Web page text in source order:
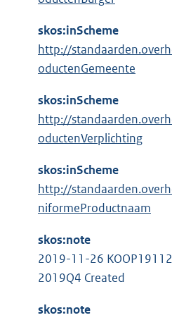
skos:inScheme
http://
oductenGemeente
skos:inScheme
http://
oductenVerplichting
skos:inScheme
http://
niformeProductnaam
skos:note
2019-11-26
2019Q4 Created
skos:note